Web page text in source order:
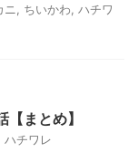
ニ ちいかわ ハチワ
【まとめ】
ハチワレ